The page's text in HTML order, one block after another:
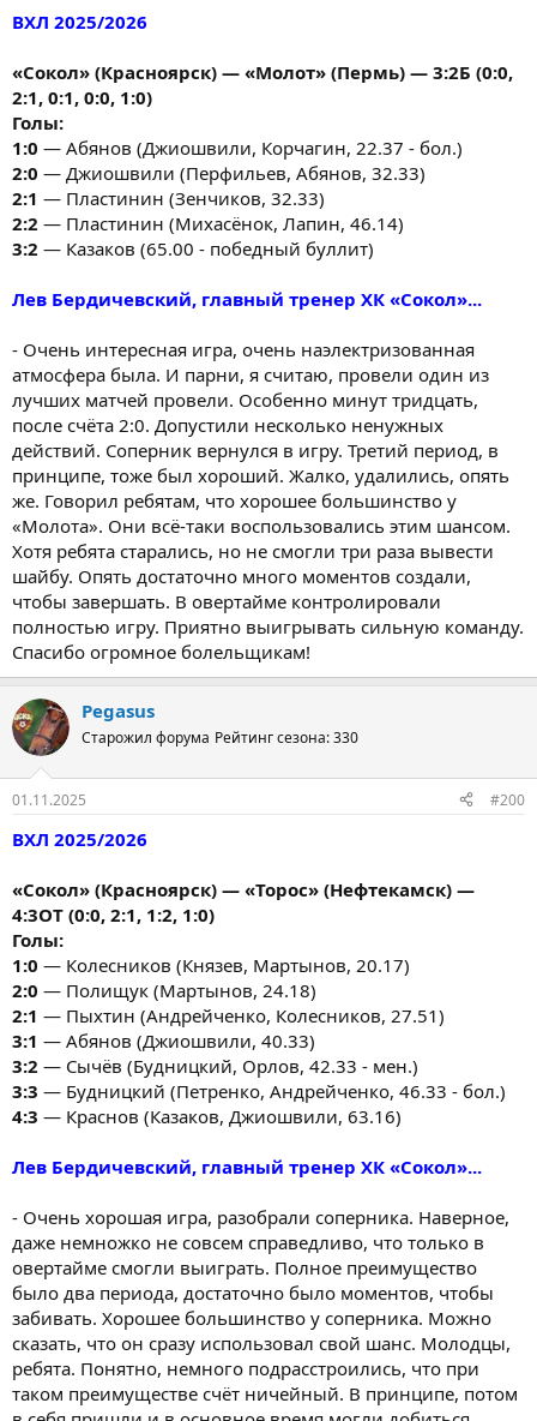
ВХЛ 2025/2026
«Сокол» (Красноярск) — «Молот» (Пермь) — 3:2Б (0:0,
2:1, 0:1, 0:0, 1:0)
Голы:
1:0 — Абянов (Джиошвили, Корчагин, 22.37 - бол.)
2:0 — Джиошвили (Перфильев, Абянов, 32.33)
2:1 — Пластинин (Зенчиков, 32.33)
2:2 — Пластинин (Михасёнок, Лапин, 46.14)
3:2 — Казаков (65.00 - победный буллит)
Лев Бердичевский, главный тренер ХК «Сокол»...
- Очень интересная игра, очень наэлектризованная
атмосфера была. И парни, я считаю, провели один из
лучших матчей провели. Особенно минут тридцать,
после счёта 2:0. Допустили несколько ненужных
действий. Соперник вернулся в игру. Третий период, в
принципе, тоже был хороший. Жалко, удалились, опять
же. Говорил ребятам, что хорошее большинство у
«Молота». Они всё-таки воспользовались этим шансом.
Хотя ребята старались, но не смогли три раза вывести
шайбу. Опять достаточно много моментов создали,
чтобы завершать. В овертайме контролировали
полностью игру. Приятно выигрывать сильную команду.
Спасибо огромное болельщикам!
Pegasus
Старожил форума Рейтинг сезона: 330
01.11.2025 #200
ВХЛ 2025/2026
«Сокол» (Красноярск) — «Торос» (Нефтекамск) —
4:3ОТ (0:0, 2:1, 1:2, 1:0)
Голы:
1:0 — Колесников (Князев, Мартынов, 20.17)
2:0 — Полищук (Мартынов, 24.18)
2:1 — Пыхтин (Андрейченко, Колесников, 27.51)
3:1 — Абянов (Джиошвили, 40.33)
3:2 — Сычёв (Будницкий, Орлов, 42.33 - мен.)
3:3 — Будницкий (Петренко, Андрейченко, 46.33 - бол.)
4:3 — Краснов (Казаков, Джиошвили, 63.16)
Лев Бердичевский, главный тренер ХК «Сокол»...
- Очень хорошая игра, разобрали соперника. Наверное,
даже немножко не совсем справедливо, что только в
овертайме смогли выиграть. Полное преимущество
было два периода, достаточно было моментов, чтобы
забивать. Хорошее большинство у соперника. Можно
сказать, что он сразу использовал свой шанс. Молодцы,
ребята. Понятно, немного подрасстроились, что при
таком преимуществе счёт ничейный. В принципе, потом